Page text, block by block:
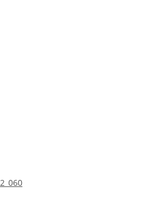
2_060